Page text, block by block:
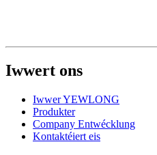
Iwwert ons
Iwwer YEWLONG
Produkter
Company Entwécklung
Kontaktéiert eis